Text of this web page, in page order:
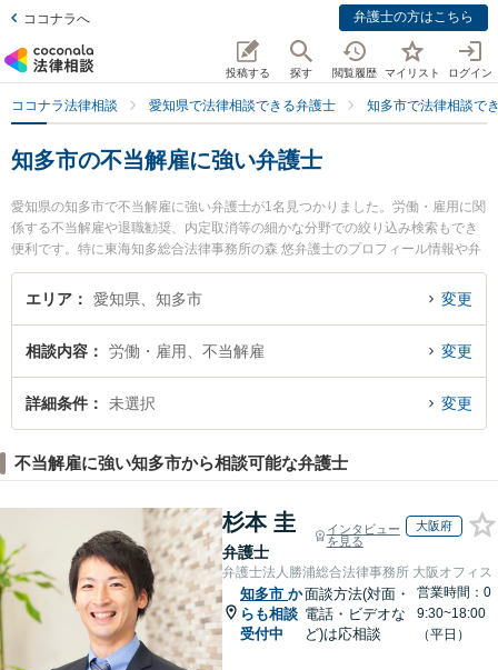
ココナラへ 弁護士の方はこちら
投稿する 探す 閲覧履歴 マイリスト ログイン
ココナラ法律相談 愛知県で法律相談できる弁護士 知多市で法律相談で
知多市の不当解雇に強い弁護士
愛知県の知多市で不当解雇に強い弁護士が1名見つかりました。労働・雇用に関
係する不当解雇や退職勧奨、内定取消等の細かな分野での絞り込み検索もでき
便利です。特に東海知多総合法律事務所の森 悠弁護士のプロフィール情報や弁
護士費用、強みなどが注目されています。『知多市で土日や夜間に発生した不
当解雇のトラブルを今すぐに弁護士に相談したい』『不当解雇のトラブル解決
すすめです。
エリア 愛知県、知多市 変更
相談内容 労働・雇用、不当解雇 変更
詳細条件 未選択 変更
不当解雇に強い知多市から相談可能な弁護士
杉本 圭
弁護士
インタビュー
を見る
大阪府
弁護士法人勝浦総合法律事務所 大阪オフィス
知多市 か
らも相談
受付中
面談方法(対面・
電話・ビデオな
ど)は応相談
営業時間：0
9:30~18:00
（平日）